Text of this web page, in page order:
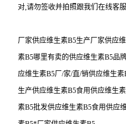
对,请勿签收并拍照跟我们在线客
厂家供应维生素B5生产厂家供应
素B5哪里有卖的供应维生素B5品
应维生素B5厂/家/直/销供应维生
生产供应维生素B5食用供应维生
素B5批发供应维生素B5食用供应